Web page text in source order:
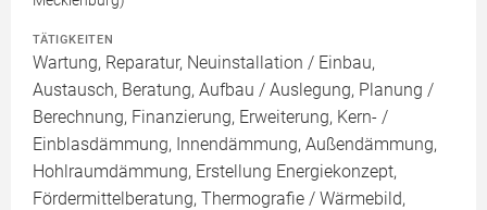
TÄTIGKEITEN
Wartung, Reparatur, Neuinstallation / Einbau,
Austausch, Beratung, Aufbau / Auslegung, Planung /
Berechnung, Finanzierung, Erweiterung, Kern- /
Einblasdämmung, Innendämmung, Außendämmung,
Hohlraumdämmung, Erstellung Energiekonzept,
Fördermittelberatung, Thermografie / Wärmebild,